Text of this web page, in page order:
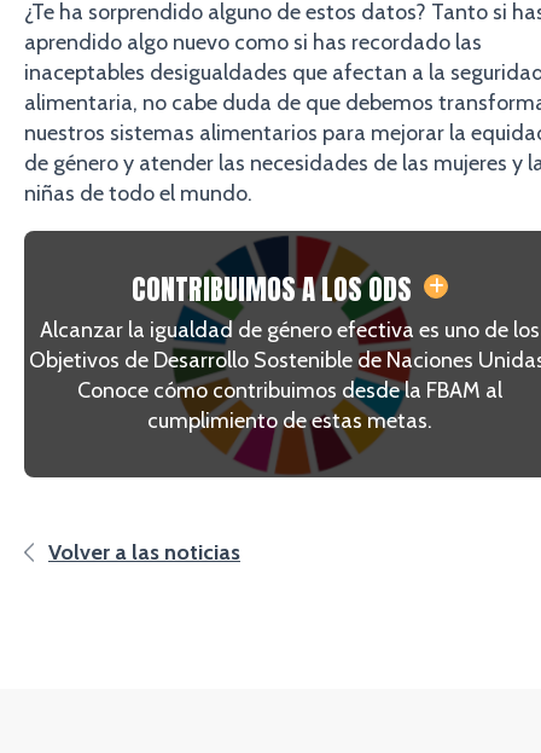
¿Te ha sorprendido alguno de estos datos? Tanto si
aprendido algo nuevo como si has recordado las
inaceptables desigualdades que afectan a la
alimentaria, no cabe duda de que debemos
nuestros sistemas alimentarios para mejorar la
de género y atender las necesidades de las mujeres y
niñas de todo el mundo.
CONTRIBUIMOS A LOS ODS
Alcanzar la igualdad de género efectiva es uno de los
Objetivos de Desarrollo Sostenible de Naciones
Conoce cómo contribuimos desde la FBAM al
cumplimiento de estas metas.
Volver a las noticias